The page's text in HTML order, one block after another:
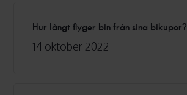
Hur långt flyger bin från sina bikupor?
14 oktober 2022